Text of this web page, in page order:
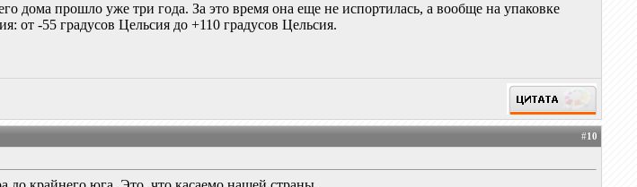
дома прошло уже три года. За это время она еще не испортилась, а вообще на упаковке
от -55 градусов Цельсия до +110 градусов Цельсия.
#10